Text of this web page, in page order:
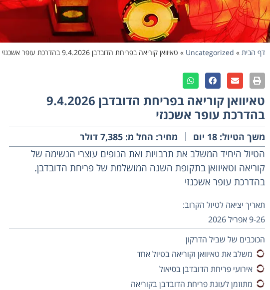
דף הבית »
Uncategorized
» טאיוואן קוריאה בפריחת הדובדבן 9.4.2026 בהדרכת עופר אשכנזי
טאיוואן קוריאה בפריחת הדובדבן 9.4.2026
בהדרכת עופר אשכנזי
משך הטיול: 18 יום מחיר: החל מ: 7,385 דולר
הטיול היחיד המשלב את תרבויות ואת הנופים עוצרי הנשימה של
קוריאה וטאיוואן בתקופת השנה המושלמת של פריחת הדובדבן.
בהדרכת עופר אשכנזי
תאריך יציאה לטיול הקרוב:
9-26 אפריל 2026
הכוכבים של שביל הדרקון
משלב את טאיוואן וקוריאה בטיול אחד
אירועי פריחת הדובדבן בסיאול
מתוזמן לעונת פריחת הדובדבן בקוריאה